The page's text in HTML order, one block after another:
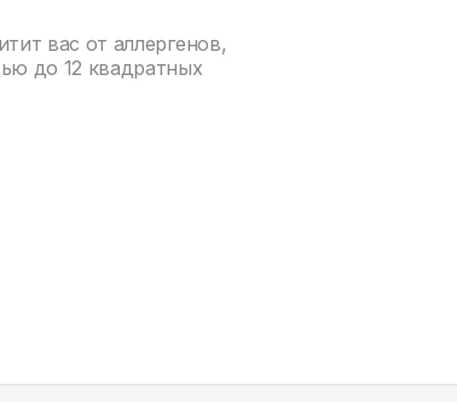
вас от аллергенов,
до 12 квадратных